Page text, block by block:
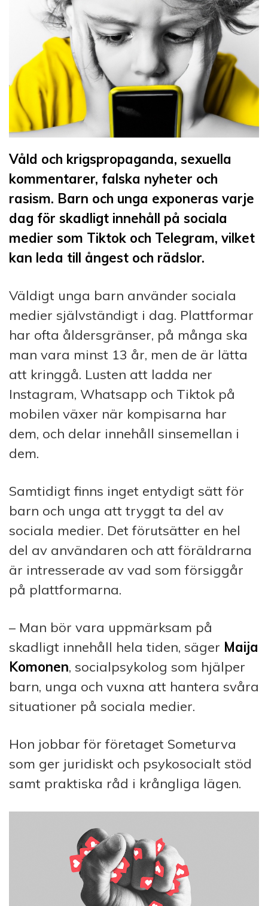
Våld och krigspropaganda, sexuella
kommentarer, falska nyheter och
rasism. Barn och unga exponeras varje
dag för skadligt innehåll på sociala
medier som Tiktok och Telegram, vilket
kan leda till ångest och rädslor.
Väldigt unga barn använder sociala
medier självständigt i dag. Plattformar
har ofta åldersgränser, på många ska
man vara minst 13 år, men de är lätta
att kringgå. Lusten att ladda ner
Instagram, Whatsapp och Tiktok på
mobilen växer när kompisarna har
dem, och delar innehåll sinsemellan i
dem.
Samtidigt finns inget entydigt sätt för
barn och unga att tryggt ta del av
sociala medier. Det förutsätter en hel
del av användaren och att föräldrarna
är intresserade av vad som försiggår
på plattformarna.
– Man bör vara uppmärksam på
skadligt innehåll hela tiden, säger Maija
Komonen, socialpsykolog som hjälper
barn, unga och vuxna att hantera svåra
situationer på sociala medier.
Hon jobbar för företaget Someturva
som ger juridiskt och psykosocialt stöd
samt praktiska råd i krångliga lägen.